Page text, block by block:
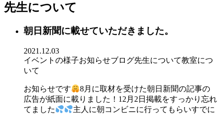
先生について
朝日新聞に載せていただきました。
2021.12.03
イベントの様子お知らせブログ先生について教室につ
いて
お知らせです
8月に取材を受けた朝日新聞の記事の
広告が紙面に載りました！12月2日掲載をすっかり忘れ
てました
主人に朝コンビニに行ってもらいすでに